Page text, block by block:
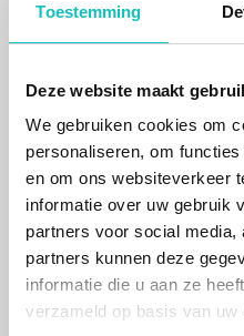
Toestemming
Deze website maakt
We gebruiken cookies om
personaliseren, om
en om ons websiteverkeer
informatie over uw gebruik
partners voor social
partners kunnen deze
informatie die u aan ze
verzameld op basis van
draaien, zoeken de uitweg.
voorspelbaar: hoge
torenhoge technische
relatief kleine aanpassingen.
Meer dan 40.000
draaien inmiddels op
groei van meer dan 20%.
startups; dat zijn
voor minder complexiteit
Die migratiestroom heeft